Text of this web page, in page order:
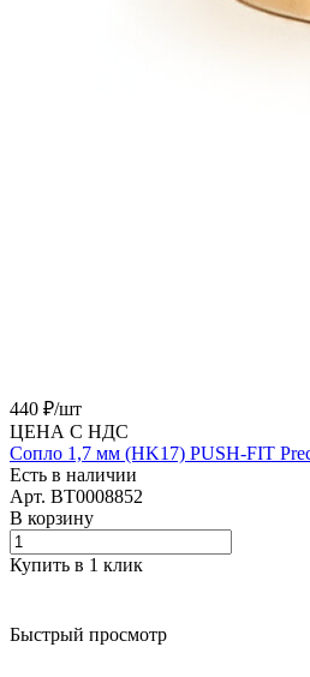
440 ₽/шт
ЦЕНА С НДС
Сопло 1,7 мм (HK17) PUSH-FIT
Есть в наличии
Арт. BT0008852
В корзину
Купить в 1 клик
Быстрый просмотр